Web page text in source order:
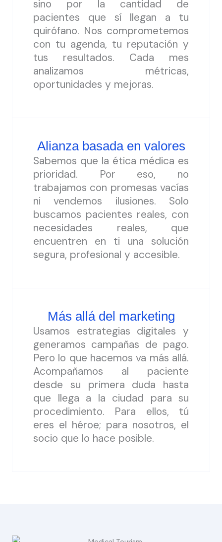
sino por la cantidad de
pacientes que sí llegan a tu
quirófano. Nos comprometemos
con tu agenda, tu reputación y
tus resultados. Cada mes
analizamos métricas,
oportunidades y mejoras.
Alianza basada en valores
Sabemos que la ética médica es
prioridad. Por eso, no
trabajamos con promesas vacías
ni vendemos ilusiones. Solo
buscamos pacientes reales, con
necesidades reales, que
encuentren en ti una solución
segura, profesional y accesible.
Más allá del marketing
Usamos estrategias digitales y
generamos campañas de pago.
Pero lo que hacemos va más allá.
Acompañamos al paciente
desde su primera duda hasta
que llega a la ciudad para su
procedimiento. Para ellos, tú
eres el héroe; para nosotros, el
socio que lo hace posible.